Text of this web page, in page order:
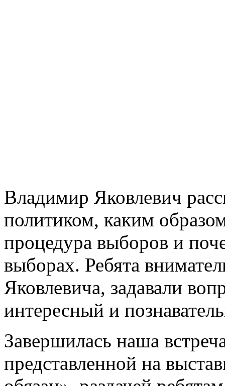
Владимир Яковлевич
политиком, каким
процедура выборов и
выборах. Ребята
Яковлевича, задавали
интересный и
Завершилась наша
представленной на